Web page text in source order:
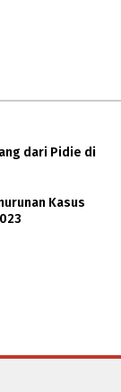
dari Pidie di
Kasus